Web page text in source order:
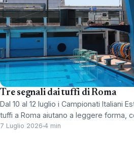
Tre segnali dai tuffi di Roma
Dal 10 al 12 luglio i Campionati Italiani
tuffi a Roma aiutano a leggere forma,
7 Luglio 2026 4 min